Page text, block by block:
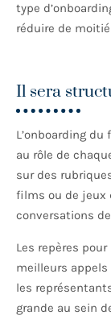
type
réduire de
Il sera
L’onboarding
au rôle de
sur des
films ou de jeux
conversations
Les repères
meilleurs
les
grande au sein